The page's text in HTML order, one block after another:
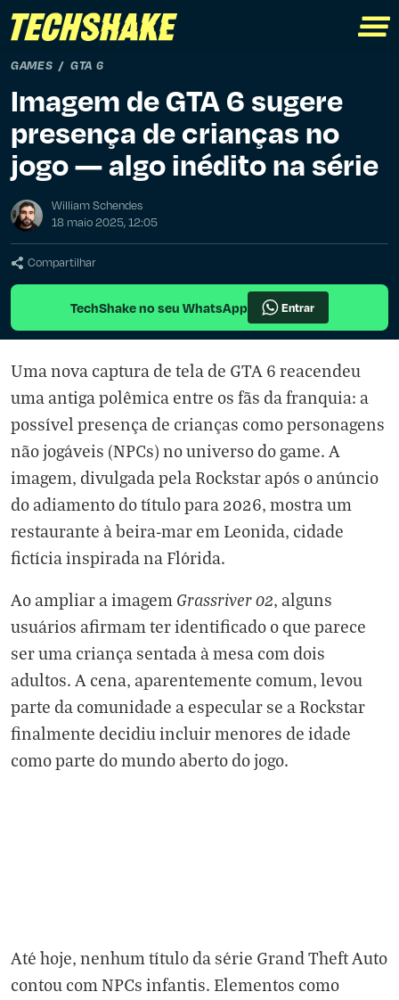
GAMES GTA 6
Imagem de GTA 6 sugere
presença de crianças no
jogo — algo inédito na série
William Schendes
18 maio 2025, 12:05
Compartilhar
TechShake no seu WhatsApp Entrar
Uma nova captura de tela de GTA 6 reacendeu
uma antiga polêmica entre os fãs da franquia: a
possível presença de crianças como personagens
não jogáveis (NPCs) no universo do game. A
imagem, divulgada pela Rockstar após o anúncio
do adiamento do título para 2026, mostra um
restaurante à beira-mar em Leonida, cidade
fictícia inspirada na Flórida.
Ao ampliar a imagem Grassriver 02, alguns
usuários afirmam ter identificado o que parece
ser uma criança sentada à mesa com dois
adultos. A cena, aparentemente comum, levou
parte da comunidade a especular se a Rockstar
finalmente decidiu incluir menores de idade
como parte do mundo aberto do jogo.
Até hoje, nenhum título da série Grand Theft Auto
contou com NPCs infantis. Elementos como